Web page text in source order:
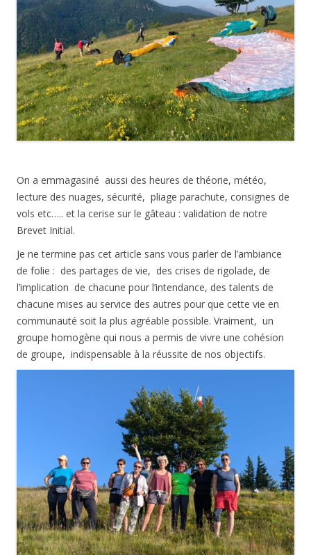
On a emmagasiné aussi des heures de théorie, météo,
lecture des nuages, sécurité, pliage parachute, consignes de
vols etc….. et la cerise sur le gâteau : validation de notre
Brevet Initial.
Je ne termine pas cet article sans vous parler de l’ambiance
de folie : des partages de vie, des crises de rigolade, de
l’implication de chacune pour l’intendance, des talents de
chacune mises au service des autres pour que cette vie en
communauté soit la plus agréable possible. Vraiment, un
groupe homogène qui nous a permis de vivre une cohésion
de groupe, indispensable à la réussite de nos objectifs.